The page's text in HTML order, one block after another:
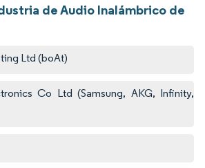
de Audio Inalámbrico de
Ltd (boAt)
Co Ltd (Samsung, AKG, Infinity,